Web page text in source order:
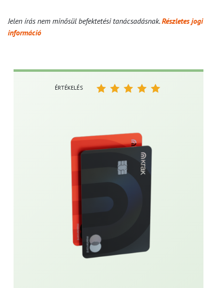
Jelen írás nem minősül befektetési tanácsadásnak.Részletes jogi
információ
ÉRTÉKELÉS